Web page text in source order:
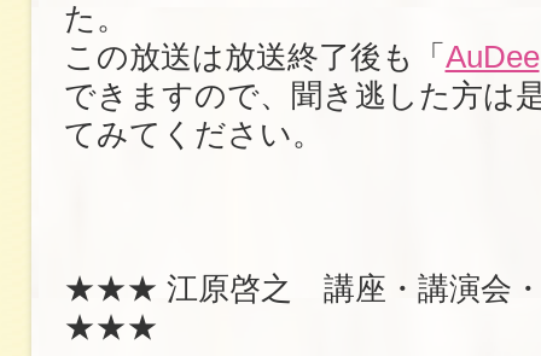
た。
この放送は放送終了後も「 AuDee
できますので、聞き逃した方は
てみてください。
★★★ 江原啓之 講座・講演会・
★★★